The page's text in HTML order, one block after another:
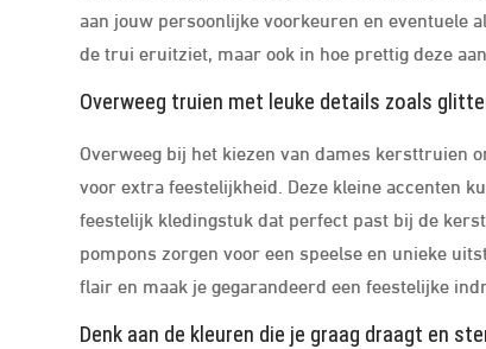
aan jouw persoonlijke voorkeuren en eventuele
de trui eruitziet, maar ook in hoe prettig deze
Overweeg truien met leuke details zoals
Overweeg bij het kiezen van dames kersttruien
voor extra feestelijkheid. Deze kleine accenten
feestelijk kledingstuk dat perfect past bij de
pompons zorgen voor een speelse en unieke
flair en maak je gegarandeerd een feestelijke
Denk aan de kleuren die je graag draagt en